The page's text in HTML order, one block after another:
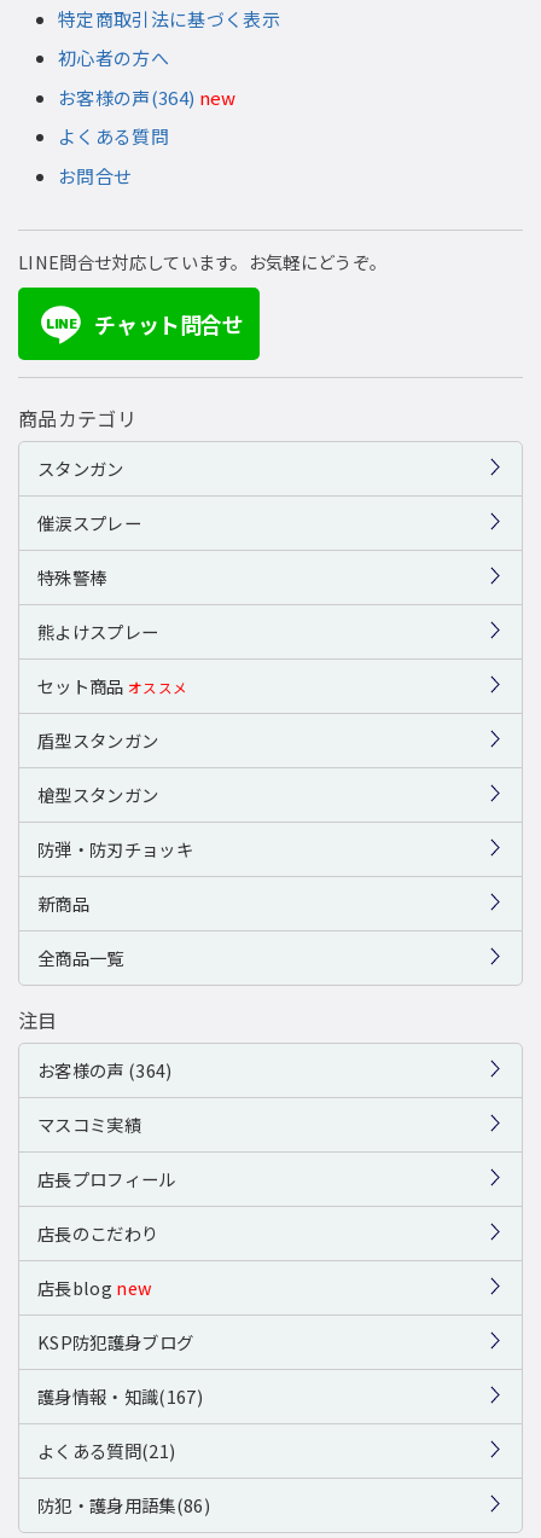
特定商取引法に基づく表示
初心者の方へ
お客様の声(364) new
よくある質問
お問合せ
LINE問合せ対応しています。お気軽にどうぞ。
LINE チャット問合せ
商品カテゴリ
スタンガン
催涙スプレー
特殊警棒
熊よけスプレー
セット商品 オススメ
盾型スタンガン
槍型スタンガン
防弾・防刃チョッキ
新商品
全商品一覧
注目
お客様の声 (364)
マスコミ実績
店長プロフィール
店長のこだわり
店長blog new
KSP防犯護身ブログ
護身情報・知識(167)
よくある質問(21)
防犯・護身用語集(86)